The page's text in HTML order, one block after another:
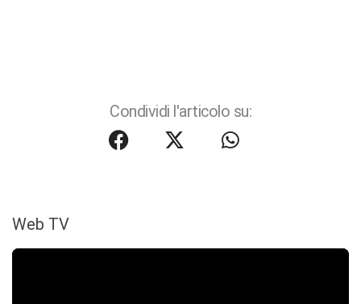
Condividi l'articolo su:
Web TV